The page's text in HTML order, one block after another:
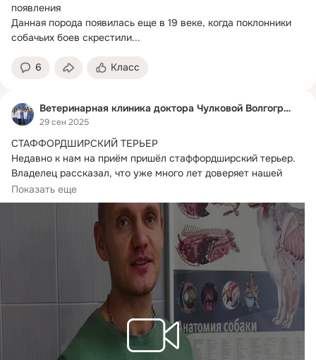
появления
Данная порода появилась еще в 19 веке, когда поклонники
собачьих боев скрестили...
6 Класс
Ветеринарная клиника доктора Чулковой Волгоград
29 сен 2025
СТАФФОРДШИРСКИЙ ТЕРЬЕР
Недавно к нам на приём пришёл стаффордширский терьер.
Владелец рассказал, что уже много лет доверяет нашей
клинике...
Показать еще